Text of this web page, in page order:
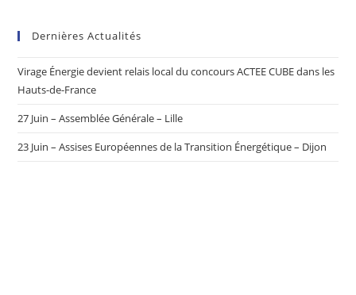
Dernières Actualités
Virage Énergie devient relais local du concours ACTEE CUBE dans les
Hauts-de-France
27 Juin – Assemblée Générale – Lille
23 Juin – Assises Européennes de la Transition Énergétique – Dijon